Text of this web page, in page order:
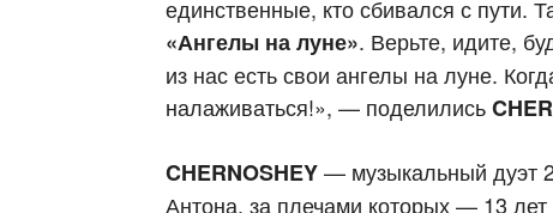
единственные, кто сбивался с пути.
«Ангелы на луне». Верьте, идите,
из нас есть свои ангелы на луне.
налаживаться!», — поделились
CHERNOSHEY— музыкальный дуэт
Антона, за плечами которых — 13